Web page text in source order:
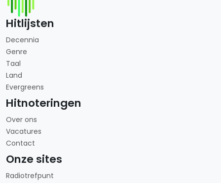
Hitlijsten
Decennia
Genre
Taal
Land
Evergreens
Hitnoteringen
Over ons
Vacatures
Contact
Onze sites
Radiotrefpunt